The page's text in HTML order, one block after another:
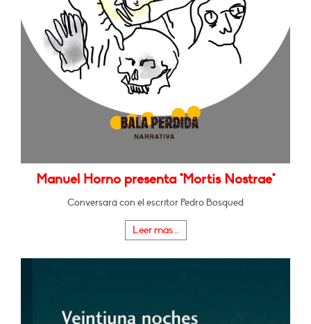
Manuel Horno presenta "Mortis Nostrae"
Conversará con el escritor Pedro Bosqued
Leer más...